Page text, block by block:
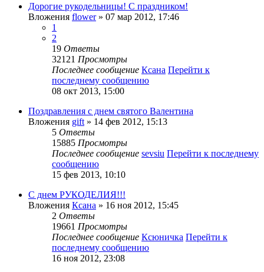
Дорогие рукодельницы! С праздником!
Вложения flower» 07 мар 2012, 17:46
1
2
19 Ответы
32121 Просмотры
Последнее сообщение Ксана Перейти к
последнему сообщению
08 окт 2013, 15:00
Поздравления с днем святого Валентина
Вложения gift » 14 фев 2012, 15:13
5 Ответы
15885 Просмотры
Последнее сообщение sevsiu Перейти к последнему
сообщению
15 фев 2013, 10:10
С днем РУКОДЕЛИЯ!!!
Вложения Ксана » 16 ноя 2012, 15:45
2 Ответы
19661 Просмотры
Последнее сообщение Ксюничка Перейти к
последнему сообщению
16 ноя 2012, 23:08